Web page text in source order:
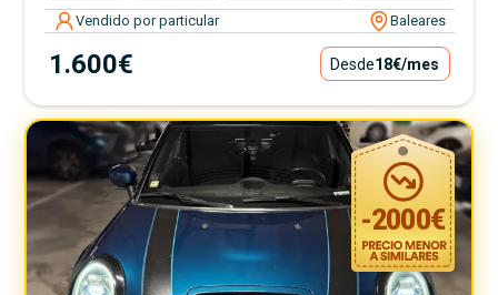
Vendido por particular Baleares
1.600€ Desde18€/mes
-2000€